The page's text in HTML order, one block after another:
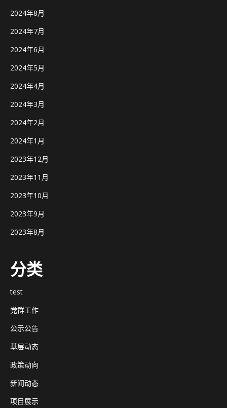
2024年8月
2024年7月
2024年6月
2024年5月
2024年4月
2024年3月
2024年2月
2024年1月
2023年12月
2023年11月
2023年10月
2023年9月
2023年8月
分类
test
党群工作
公示公告
基层动态
政策动向
新闻动态
项目展示